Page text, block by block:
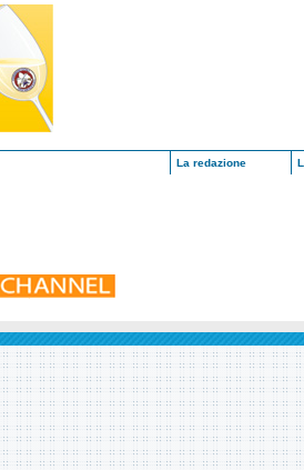
La redazione